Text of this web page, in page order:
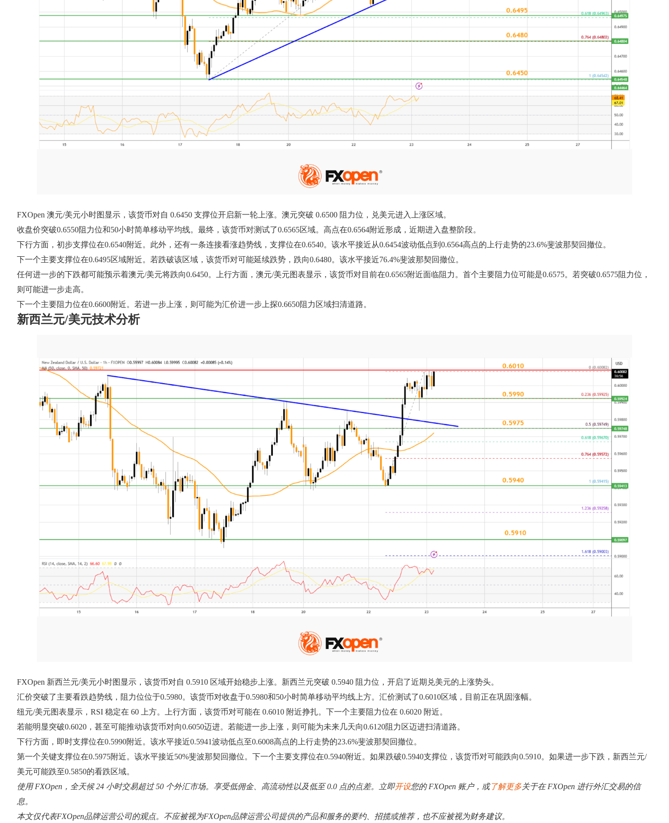
FXOpen 澳元/美元小时图显示，该货币对自 0.6450 支撑位开启新一轮上涨。澳元突破 0.6500 阻力位，兑美元进入上涨区域。
收盘价突破0.6550阻力位和50小时简单移动平均线。最终，该货币对测试了0.6565区域。高点在0.6564附近形成，近期进入盘整阶段。
下行方面，初步支撑位在0.6540附近。此外，还有一条连接看涨趋势线，支撑位在0.6540。该水平接近从0.6454波动低点到0.6564高点的上行走势的23.6%斐波那契回撤位。
下一个主要支撑位在0.6495区域附近。若跌破该区域，该货币对可能延续跌势，跌向0.6480。该水平接近76.4%斐波那契回撤位。
任何进一步的下跌都可能预示着澳元/美元将跌向0.6450。上行方面，澳元/美元图表显示，该货币对目前在0.6565附近面临阻力。首个主要阻力位可能是0.6575。若突破0.6575阻力位，
则可能进一步走高。
下一个主要阻力位在0.6600附近。若进一步上涨，则可能为汇价进一步上探0.6650阻力区域扫清道路。
新西兰元/美元技术分析
FXOpen 新西兰元/美元小时图显示，该货币对自 0.5910 区域开始稳步上涨。新西兰元突破 0.5940 阻力位，开启了近期兑美元的上涨势头。
汇价突破了主要看跌趋势线，阻力位位于0.5980。该货币对收盘于0.5980和50小时简单移动平均线上方。汇价测试了0.6010区域，目前正在巩固涨幅。
纽元/美元图表显示，RSI 稳定在 60 上方。上行方面，该货币对可能在 0.6010 附近挣扎。下一个主要阻力位在 0.6020 附近。
若能明显突破0.6020，甚至可能推动该货币对向0.6050迈进。若能进一步上涨，则可能为未来几天向0.6120阻力区迈进扫清道路。
下行方面，即时支撑位在0.5990附近。该水平接近0.5941波动低点至0.6008高点的上行走势的23.6%斐波那契回撤位。
第一个关键支撑位在0.5975附近。该水平接近50%斐波那契回撤位。下一个主要支撑位在0.5940附近。如果跌破0.5940支撑位，该货币对可能跌向0.5910。如果进一步下跌，新西兰元/
美元可能跌至0.5850的看跌区域。
使用 FXOpen，全天候 24 小时交易超过 50 个外汇市场。享受低佣金、高流动性以及低至 0.0 点的点差。立即开设您的 FXOpen 账户，或了解更多关于在 FXOpen 进行外汇交易的信
息。
本文仅代表FXOpen品牌运营公司的观点。不应被视为FXOpen品牌运营公司提供的产品和服务的要约、招揽或推荐，也不应被视为财务建议。